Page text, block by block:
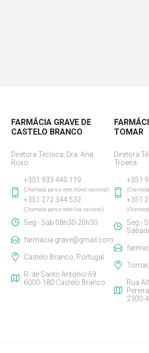
FARMÁCIA GRAVE DE
CASTELO BRANCO
Diretora Técnica: Dra. Ana
Roxo
+351 933 440 119
(Chamada para a rede móvel nacional)
+351 272 344 532
(Chamada para a rede fixa nacional)
Seg - Sáb 08h30-20h30
farmacia.grave@gmail.com
Castelo Branco, Portugal
R. de Santo António 69
6000-180 Castelo Branco
TOMAR
Diretora
Troeira
+351
+351
Seg -
Rua
2300-